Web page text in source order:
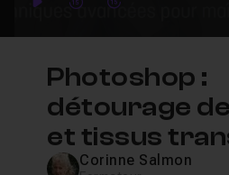
PlayForwardForward
Photoshop :
détourage
et tissus
Corinne Salmon